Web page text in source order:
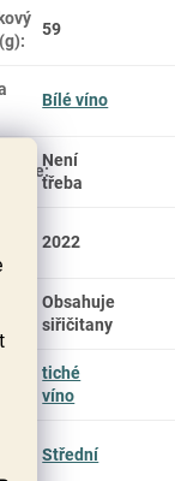
:
59
Bílé víno
:
Není
třeba
2022
Obsahuje
siřičitany
tiché
víno
Střední